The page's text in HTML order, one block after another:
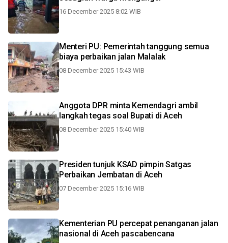
16 December 2025 8:02 WIB
Menteri PU: Pemerintah tanggung semua
biaya perbaikan jalan Malalak
08 December 2025 15:43 WIB
Anggota DPR minta Kemendagri ambil
langkah tegas soal Bupati di Aceh
08 December 2025 15:40 WIB
Presiden tunjuk KSAD pimpin Satgas
Perbaikan Jembatan di Aceh
07 December 2025 15:16 WIB
Kementerian PU percepat penanganan jalan
nasional di Aceh pascabencana